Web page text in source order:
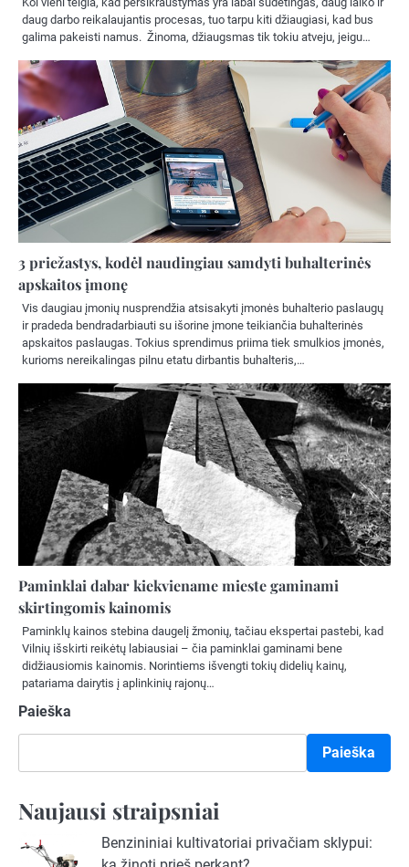
daug darbo reikalaujantis procesas, tuo tarpu kiti džiaugiasi, kad bus
galima pakeisti namus. Žinoma, džiaugsmas tik tokiu atveju, jeigu…
3 priežastys, kodėl naudingiau samdyti buhalterinės
apskaitos įmonę
Vis daugiau įmonių nusprendžia atsisakyti įmonės buhalterio paslaugų
ir pradeda bendradarbiauti su išorine įmone teikiančia buhalterinės
apskaitos paslaugas. Tokius sprendimus priima tiek smulkios įmonės,
kurioms nereikalingas pilnu etatu dirbantis buhalteris,…
Paminklai dabar kiekviename mieste gaminami
skirtingomis kainomis
Paminklų kainos stebina daugelį žmonių, tačiau ekspertai pastebi, kad
Vilnių išskirti reikėtų labiausiai – čia paminklai gaminami bene
didžiausiomis kainomis. Norintiems išvengti tokių didelių kainų,
patariama dairytis į aplinkinių rajonų…
Paieška
Paieška
Naujausi straipsniai
Benzininiai kultivatoriai privačiam sklypui: